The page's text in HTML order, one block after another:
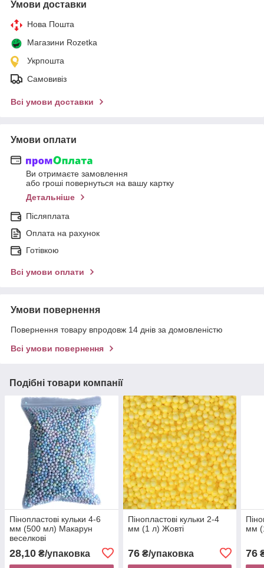
Умови доставки
Нова Пошта
Магазини Rozetka
Укрпошта
Самовивіз
Всі умови доставки
Умови оплати
Ви отримаєте замовлення
або гроші повернуться на вашу картку
Детальніше
Післяплата
Оплата на рахунок
Готівкою
Всі умови оплати
Умови повернення
Повернення товару впродовж 14 днів за домовленістю
Всі умови повернення
Подібні товари компанії
Пінопластові кульки 4-6
мм (500 мл) Макарун
веселкові
28,10 ₴/упаковка
Пінопластові кульки 2-4
мм (1 л) Жовті
76₴/упаковка
мм
76